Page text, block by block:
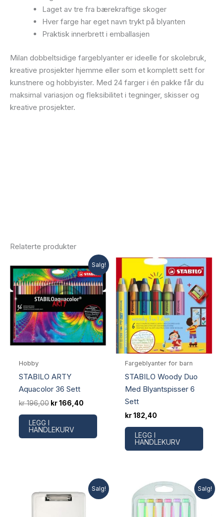
Laget av tre fra bærekraftige skoger
Hver farge har eget navn trykt på blyanten
Praktisk innerbrett i emballasjen
Milan dobbeltsidige fargeblyanter er ideelle for skolebruk,
kreative prosjekter hjemme eller som et komplett sett for
kunstnere og hobbyister. Med 24 farger i én pakke får du
maksimal variasjon og fleksibilitet i tegninger, skisser og
kreative prosjekter.
Relaterte produkter
Salg!
Hobby
STABILO ARTY
Aquacolor 36 Sett
kr196,00 Opprinnelig
kr 196,00.
kr166,40
LEGG I
HANDLEKURV
Fargeblyanter for barn
STABILO Woody Duo
Med Blyantspisser 6
Sett
kr182,40
LEGG I
HANDLEKURV
Salg! Salg!